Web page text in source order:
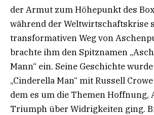
der Armut zum Höhepunkt des
während der Weltwirtschaftskrise
transformativen Weg von
brachte ihm den Spitznamen
Mann“ ein. Seine Geschichte
„Cinderella Man“ mit Russell
dem es um die Themen Hoffnung,
Triumph über Widrigkeiten ging.